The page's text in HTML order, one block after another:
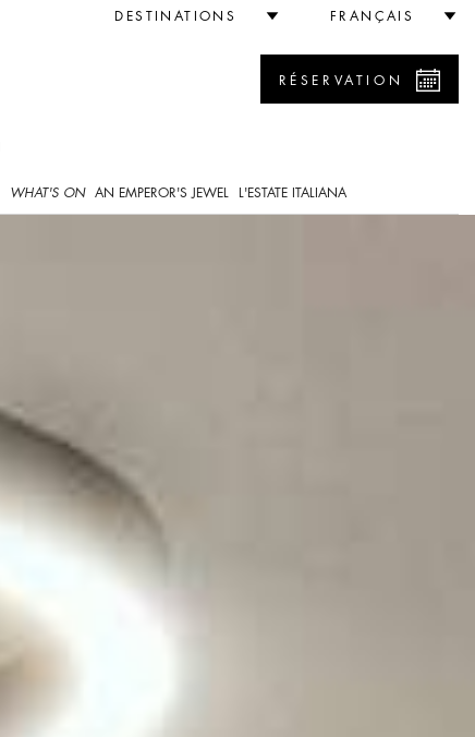
DESTINATIONS FRANÇAIS
RÉSERVATION
WHAT'S ON AN EMPEROR'S JEWEL L'ESTATE ITALIANA